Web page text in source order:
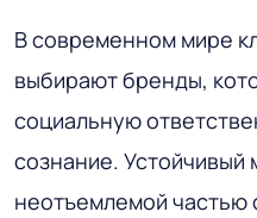
В современном мире
выбирают бренды,
социальную
сознание. Устойчивый
неотъемлемой частью